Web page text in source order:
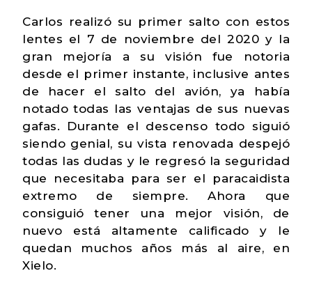
Carlos realizó su primer salto con estos
lentes el 7 de noviembre del 2020 y la
gran mejoría a su visión fue notoria
desde el primer instante, inclusive antes
de hacer el salto del avión, ya había
notado todas las ventajas de sus nuevas
gafas. Durante el descenso todo siguió
siendo genial, su vista renovada despejó
todas las dudas y le regresó la seguridad
que necesitaba para ser el paracaidista
extremo de siempre. Ahora que
consiguió tener una mejor visión, de
nuevo está altamente calificado y le
quedan muchos años más al aire, en
Xielo.